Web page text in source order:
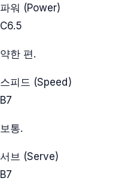
파워 (Power)
C6.5
약한 편.
스피드 (Speed)
B7
보통.
서브 (Serve)
B7